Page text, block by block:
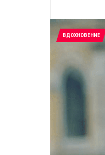
ВДОХНОВЕНИЕ